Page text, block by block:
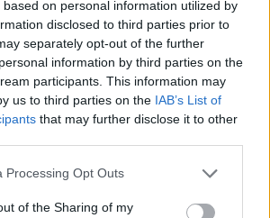
on personal information utilized by
disclosed to third parties prior to
separately opt-out of the further
information by third parties on the
participants. This information may
us to third parties on the IAB’s List of
that may further disclose it to other
website/app uses one or more Google
or usage behaviour. You may click to
Processing Opt Outs
of the Sharing of my